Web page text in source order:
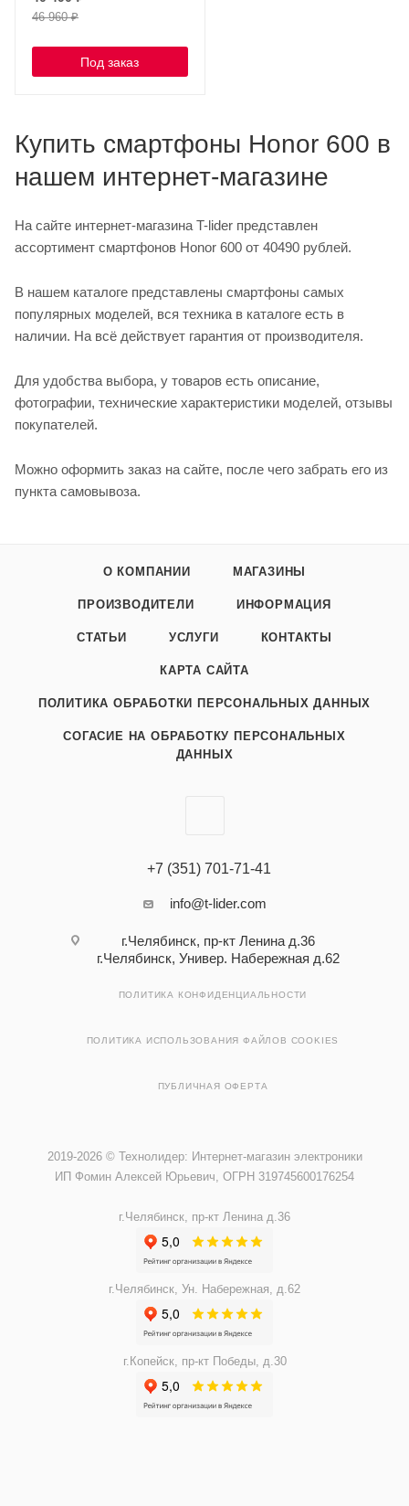
46 960₽
Под заказ
Купить смартфоны Honor 600 в
нашем интернет-магазине
На сайте интернет-магазина T-lider представлен
ассортимент смартфонов Honor 600 от 40490 рублей.
В нашем каталоге представлены смартфоны самых
популярных моделей, вся техника в каталоге есть в
наличии. На всё действует гарантия от производителя.
Для удобства выбора, у товаров есть описание,
фотографии, технические характеристики моделей, отзывы
покупателей.
Можно оформить заказ на сайте, после чего забрать его из
пункта самовывоза.
О КОМПАНИИ МАГАЗИНЫ
ПРОИЗВОДИТЕЛИ ИНФОРМАЦИЯ
СТАТЬИ УСЛУГИ КОНТАКТЫ
КАРТА САЙТА
ПОЛИТИКА ОБРАБОТКИ ПЕРСОНАЛЬНЫХ ДАННЫХ
СОГАСИЕ НА ОБРАБОТКУ ПЕРСОНАЛЬНЫХ
ДАННЫХ
+7 (351) 701-71-41
info@t-lider.com
г.Челябинск, пр-кт Ленина д.36
г.Челябинск, Универ. Набережная д.62
ПОЛИТИКА КОНФИДЕНЦИАЛЬНОСТИ
ПОЛИТИКА ИСПОЛЬЗОВАНИЯ ФАЙЛОВ COOKIES
ПУБЛИЧНАЯ ОФЕРТА
2019-2026 © Технолидер: Интернет-магазин электроники
ИП Фомин Алексей Юрьевич, ОГРН 319745600176254
г.Челябинск, пр-кт Ленина д.36
г.Челябинск, Ун. Набережная, д.62
г.Копейск, пр-кт Победы, д.30